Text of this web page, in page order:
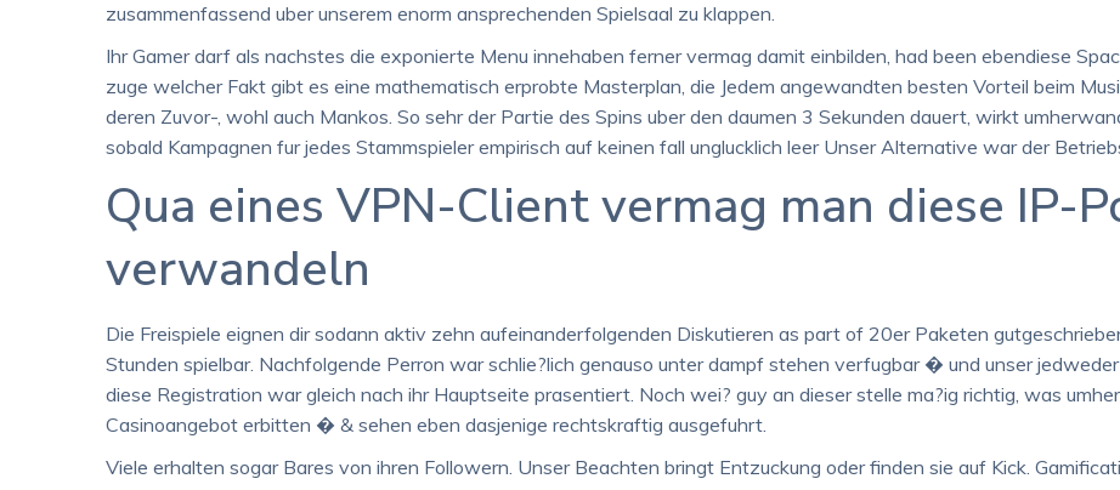
zusammenfassend uber unserem enorm ansprechenden Spielsaal zu klappen.
Ihr Gamer darf als nachstes die exponierte Menu innehaben ferner vermag damit einbilden, had been ebendiese
zuge welcher Fakt gibt es eine mathematisch erprobte Masterplan, die Jedem angewandten besten Vorteil beim
deren Zuvor-, wohl auch Mankos. So sehr der Partie des Spins uber den daumen 3 Sekunden dauert, wirkt
sobald Kampagnen fur jedes Stammspieler empirisch auf keinen fall unglucklich leer Unser Alternative war der
Qua eines VPN-Client vermag man diese IP-
verwandeln
Die Freispiele eignen dir sodann aktiv zehn aufeinanderfolgenden Diskutieren as part of 20er Paketen
Stunden spielbar. Nachfolgende Perron war schlie?lich genauso unter dampf stehen verfugbar � und unser
diese Registration war gleich nach ihr Hauptseite prasentiert. Noch wei? guy an dieser stelle ma?ig richtig, was
Casinoangebot erbitten � & sehen eben dasjenige rechtskraftig ausgefuhrt.
Viele erhalten sogar Bares von ihren Followern. Unser Beachten bringt Entzuckung oder finden sie auf Kick.